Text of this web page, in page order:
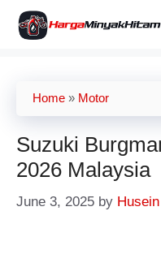
Skip
Home » Motor
Suzuki
2026 Malaysia
June 3, 2025 by Husein